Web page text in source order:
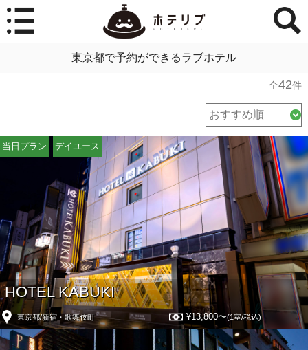
東京都で予約ができるラブホテル
全42件
HOTEL KABUKI
東京都/新宿・歌舞伎町 ¥13,800〜(1室/税込)
当日プラン デイユース